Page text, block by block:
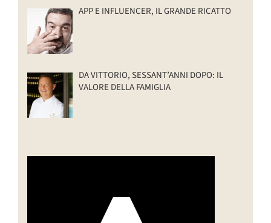
APP E INFLUENCER, IL GRANDE RICATTO
DA VITTORIO, SESSANT’ANNI DOPO: IL
VALORE DELLA FAMIGLIA